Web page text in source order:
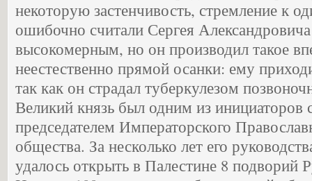
некоторую застенчивость, стремление к
ошибочно считали Сергея
высокомерным, но он производил такое
неестественно прямой осанки: ему
так как он страдал туберкулезом
Великий князь был одним из инициаторов
председателем Императорского
общества. За несколько лет его
удалось открыть в Палестине 8 подворий